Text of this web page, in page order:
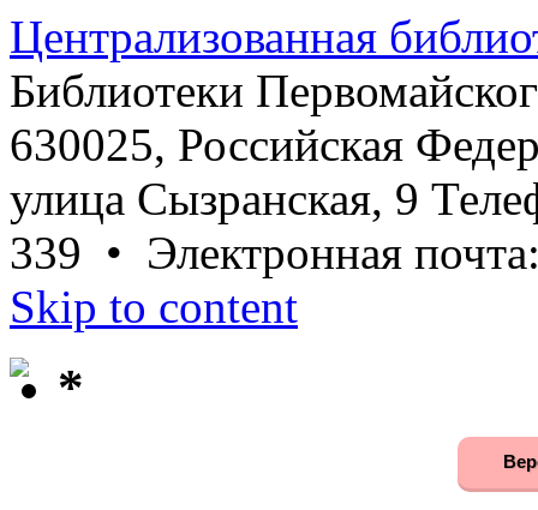
Централизованная
Библиотеки
630025, Российская
улица Сызранская, 9
339 • Электронная
Skip to content
*